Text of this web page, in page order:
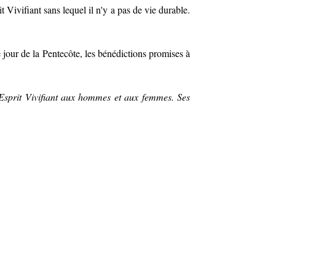
Vivifiant sans lequel il n'y a pas de vie durable.
de la Pentecôte, les bénédictions promises à
Vivifiant aux hommes et aux femmes. Ses